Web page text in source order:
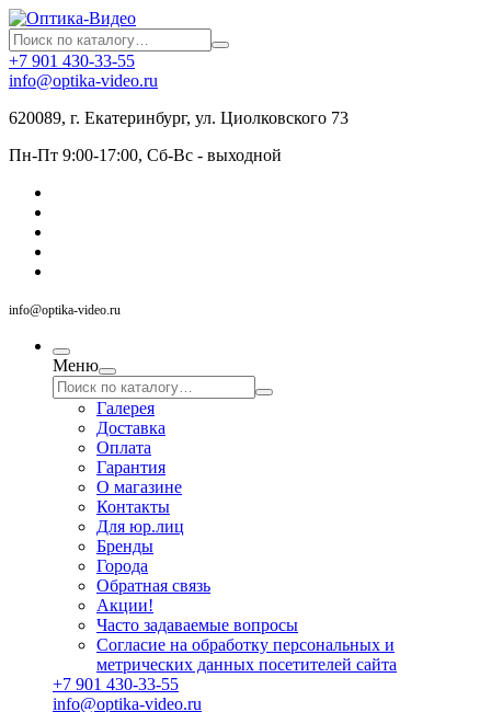
+7 901 430-33-55
info@optika-video.ru
620089, г. Екатеринбург, ул. Циолковского 73
Пн-Пт 9:00-17:00, Сб-Вс - выходной
info@optika-video.ru
Меню
Галерея
Доставка
Оплата
Гарантия
О магазине
Контакты
Для юр.лиц
Бренды
Города
Обратная связь
Акции!
Часто задаваемые вопросы
Согласие на обработку персональных и
метрических данных посетителей сайта
+7 901 430-33-55
info@optika-video.ru